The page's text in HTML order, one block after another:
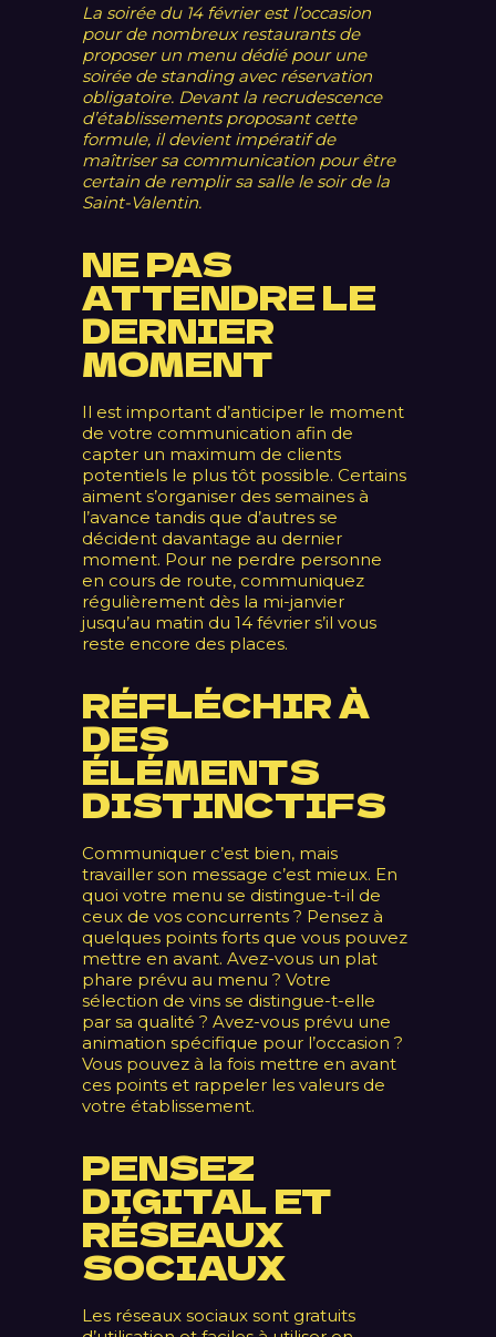
La soirée du 14 février est l’occasion
pour de nombreux restaurants de
proposer un menu dédié pour une
soirée de standing avec réservation
obligatoire. Devant la recrudescence
d’établissements proposant cette
formule, il devient impératif de
maîtriser sa communication pour être
certain de remplir sa salle le soir de la
Saint-Valentin.
NE PAS
ATTENDRE LE
DERNIER
MOMENT
Il est important d’anticiper le moment
de votre communication afin de
capter un maximum de clients
potentiels le plus tôt possible. Certains
aiment s’organiser des semaines à
l’avance tandis que d’autres se
décident davantage au dernier
moment. Pour ne perdre personne
en cours de route, communiquez
régulièrement dès la mi-janvier
jusqu’au matin du 14 février s’il vous
reste encore des places.
RÉFLÉCHIR À
DES
ÉLÉMENTS
DISTINCTIFS
Communiquer c’est bien, mais
travailler son message c’est mieux. En
quoi votre menu se distingue-t-il de
ceux de vos concurrents ? Pensez à
quelques points forts que vous pouvez
mettre en avant. Avez-vous un plat
phare prévu au menu ? Votre
sélection de vins se distingue-t-elle
par sa qualité ? Avez-vous prévu une
animation spécifique pour l’occasion ?
Vous pouvez à la fois mettre en avant
ces points et rappeler les valeurs de
votre établissement.
PENSEZ
DIGITAL ET
RÉSEAUX
SOCIAUX
Les réseaux sociaux sont gratuits